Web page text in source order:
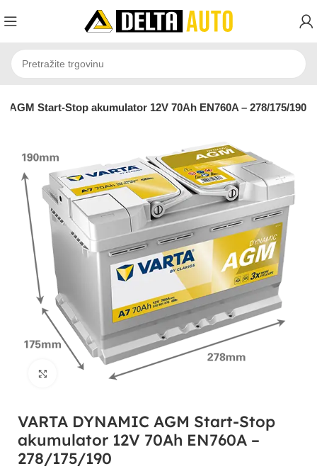
AGM Start-Stop akumulator 12V 70Ah EN760A – 278/175/190
Click to enlarge
VARTA DYNAMIC AGM Start-Stop
akumulator 12V 70Ah EN760A –
278/175/190